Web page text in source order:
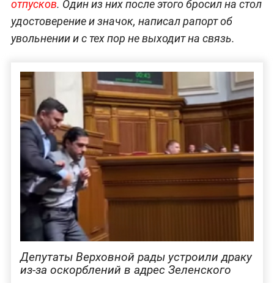
отпусков. Один из них после этого бросил на стол
удостоверение и значок, написал рапорт об
увольнении и с тех пор не выходит на связь.
Депутаты Верховной рады устроили драку
из-за оскорблений в адрес Зеленского